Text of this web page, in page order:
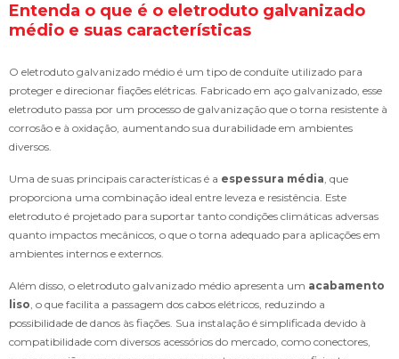
Entenda o que é o eletroduto galvanizado
médio e suas características
O eletroduto galvanizado médio é um tipo de conduíte utilizado para
proteger e direcionar fiações elétricas. Fabricado em aço galvanizado, esse
eletroduto passa por um processo de galvanização que o torna resistente à
corrosão e à oxidação, aumentando sua durabilidade em ambientes
diversos.
Uma de suas principais características é a espessura média, que
proporciona uma combinação ideal entre leveza e resistência. Este
eletroduto é projetado para suportar tanto condições climáticas adversas
quanto impactos mecânicos, o que o torna adequado para aplicações em
ambientes internos e externos.
Além disso, o eletroduto galvanizado médio apresenta um acabamento
liso, o que facilita a passagem dos cabos elétricos, reduzindo a
possibilidade de danos às fiações. Sua instalação é simplificada devido à
compatibilidade com diversos acessórios do mercado, como conectores,